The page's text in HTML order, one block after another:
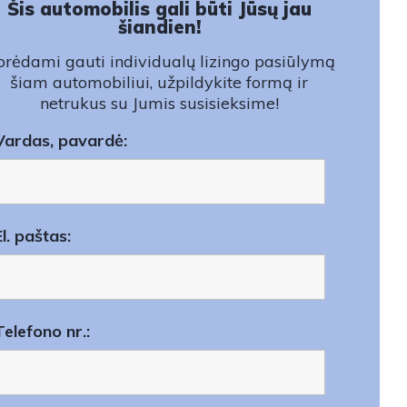
Šis automobilis gali būti Jūsų jau
šiandien!
gauti individualų lizingo pasiūlymą
šiam automobiliui, užpildykite formą ir
netrukus su Jumis susisieksime!
pavardė:
paštas:
nr.: